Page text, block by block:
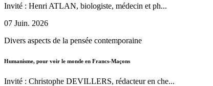
Invité : Henri ATLAN, biologiste, médecin et ph...
07 Juin. 2026
Divers aspects de la pensée contemporaine
Humanisme, pour voir le monde en Francs-Maçons
Invité : Christophe DEVILLERS, rédacteur en che...